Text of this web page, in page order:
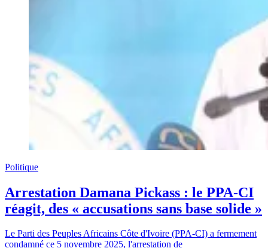
Politique
Arrestation Damana Pickass : le PPA-CI
réagit, des « accusations sans base solide »
Le Parti des Peuples Africains Côte d'Ivoire (PPA-CI) a fermement
condamné ce 5 novembre 2025, l'arrestation de